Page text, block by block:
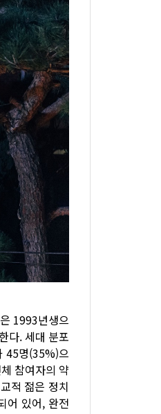
1993년생으
다. 세대 분포
45명(35%)으
참여자의 약
적 젊은 정치
어 있어, 완전